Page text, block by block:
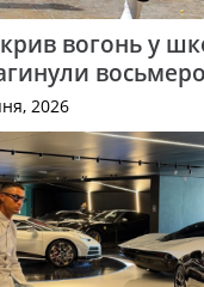
вогонь у
2026